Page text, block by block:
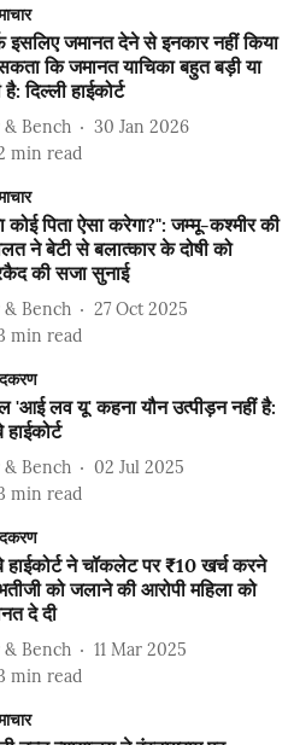
इसलिए जमानत देने से इनकार नहीं किया
कि जमानत याचिका बहुत बड़ी या
दिल्ली हाईकोर्ट
& Bench
30 Jan 2026
min read
कोई पिता ऐसा करेगा?": जम्मू-कश्मीर की
ने बेटी से बलात्कार के दोषी को
की सजा सुनाई
& Bench
27 Oct 2025
min read
'आई लव यू' कहना यौन उत्पीड़न नहीं है:
हाईकोर्ट
& Bench
02 Jul 2025
min read
हाईकोर्ट ने चॉकलेट पर ₹10 खर्च करने
को जलाने की आरोपी महिला को
दे दी
& Bench
11 Mar 2025
min read